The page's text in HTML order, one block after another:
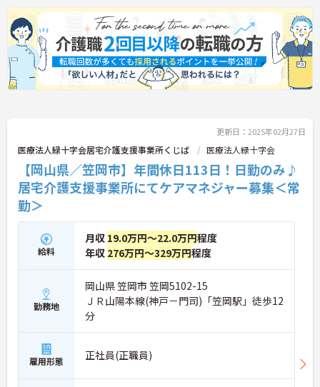
更新日：2025年02月27日
医療法人緑十字会居宅介護支援事業所くじば 医療法人緑十字会
【岡山県／笠岡市】年間休日113日！日勤のみ♪
居宅介護支援事業所にてケアマネジャー募集＜常
勤＞
給料
月収 19.0万円～22.0万円程度
年収 276万円～329万円程度
勤務地
岡山県 笠岡市 笠岡5102-15
ＪＲ山陽本線(神戸－門司)「笠岡駅」徒歩12
分
雇用形態 正社員(正職員)